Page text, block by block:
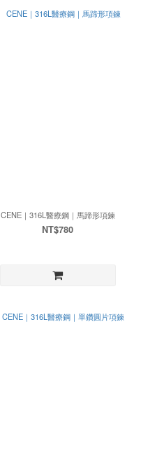
CENE｜316L醫療鋼｜馬蹄形項鍊
NT$780